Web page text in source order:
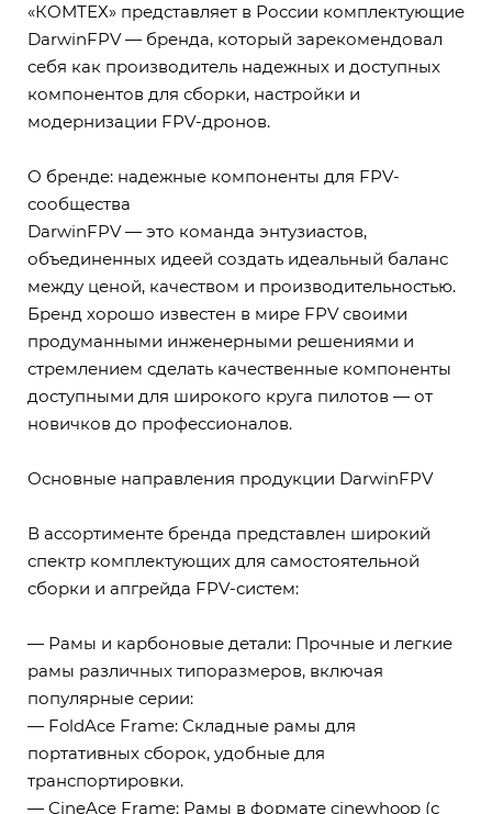
«КОМТЕХ» представляет в России комплектующие
DarwinFPV — бренда, который зарекомендовал
себя как производитель надежных и доступных
компонентов для сборки, настройки и
модернизации FPV-дронов.
О бренде: надежные компоненты для FPV-
сообщества
DarwinFPV — это команда энтузиастов,
объединенных идеей создать идеальный баланс
между ценой, качеством и производительностью.
Бренд хорошо известен в мире FPV своими
продуманными инженерными решениями и
стремлением сделать качественные компоненты
доступными для широкого круга пилотов — от
новичков до профессионалов.
Основные направления продукции DarwinFPV
В ассортименте бренда представлен широкий
спектр комплектующих для самостоятельной
сборки и апгрейда FPV-систем:
— Рамы и карбоновые детали: Прочные и легкие
рамы различных типоразмеров, включая
популярные серии:
— FoldAce Frame: Складные рамы для
портативных сборок, удобные для
транспортировки.
— CineAce Frame: Рамы в формате cinewhoop (с